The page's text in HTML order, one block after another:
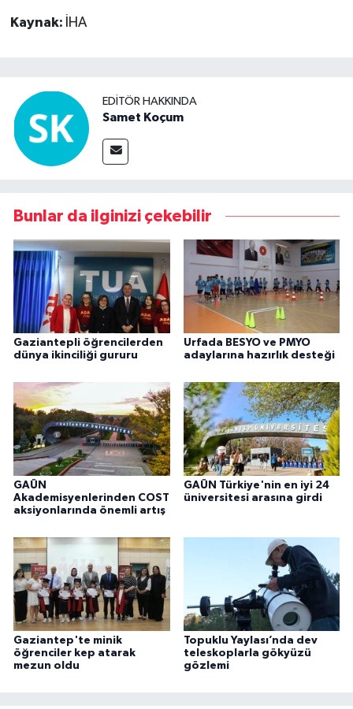
Kaynak: İHA
EDITÖR HAKKINDA
Samet Koçum
Bunlar da ilginizi çekebilir
Gaziantepli öğrencilerden
dünya ikinciliği gururu
Urfada BESYO ve PMYO
adaylarına hazırlık desteği
GAÜN
Akademisyenlerinden COST
aksiyonlarında önemli artış
GAÜN Türkiye'nin en iyi 24
üniversitesi arasına girdi
Gaziantep'te minik
öğrenciler kep atarak
mezun oldu
Topuklu Yaylası’nda dev
teleskoplarla gökyüzü
gözlemi